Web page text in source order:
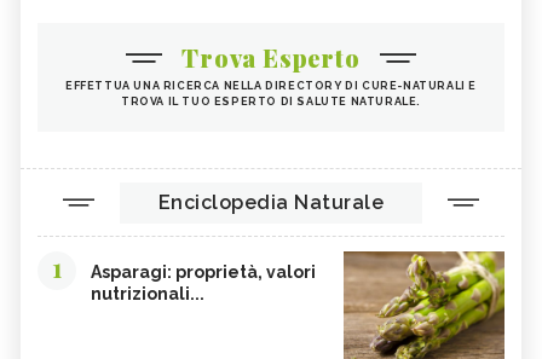
Trova Esperto
EFFETTUA UNA RICERCA NELLA DIRECTORY DI CURE-NATURALI E
TROVA IL TUO ESPERTO DI SALUTE NATURALE.
Enciclopedia Naturale
1
Asparagi: proprietà, valori
nutrizionali...